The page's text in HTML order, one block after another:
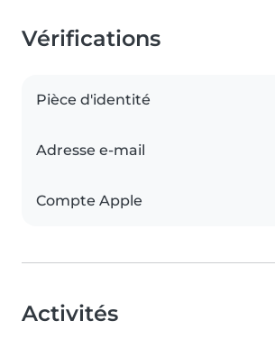
Vérifications
Pièce d'identité
Adresse e-mail
Compte Apple
Activités